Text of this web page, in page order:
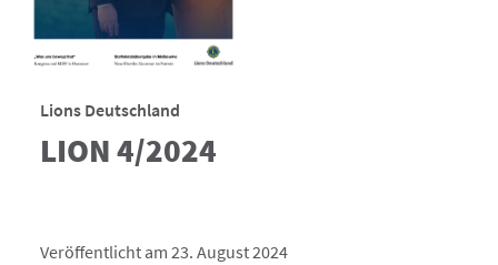
Lions Deutschland
LION 4/2024
Veröffentlicht am 23. August 2024